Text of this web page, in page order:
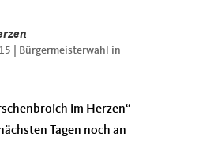
Bürgermeisterwahl in
im Herzen“
Tagen noch an